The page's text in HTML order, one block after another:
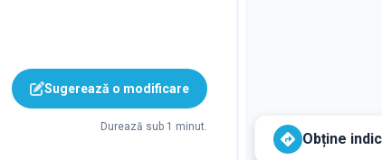
Sugerează o modificare
Durează sub 1 minut.
Obține